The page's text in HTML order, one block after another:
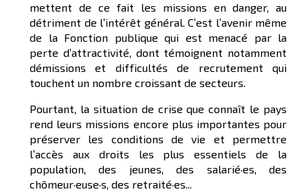
mettent de ce fait les missions en danger, au
détriment de l’intérêt général. C’est l’avenir même
de la Fonction publique qui est menacé par la
perte d’attractivité, dont témoignent notamment
démissions et difficultés de recrutement qui
touchent un nombre croissant de secteurs.
Pourtant, la situation de crise que connaît le pays
rend leurs missions encore plus importantes pour
préserver les conditions de vie et permettre
l’accès aux droits les plus essentiels de la
population, des jeunes, des salarié·es, des
chômeur·euse·s, des retraité·es...